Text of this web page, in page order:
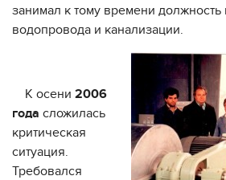
занимал к тому времени должность
водопровода и канализации.
К осени 2006
года сложилась
критическая
ситуация.
Требовался